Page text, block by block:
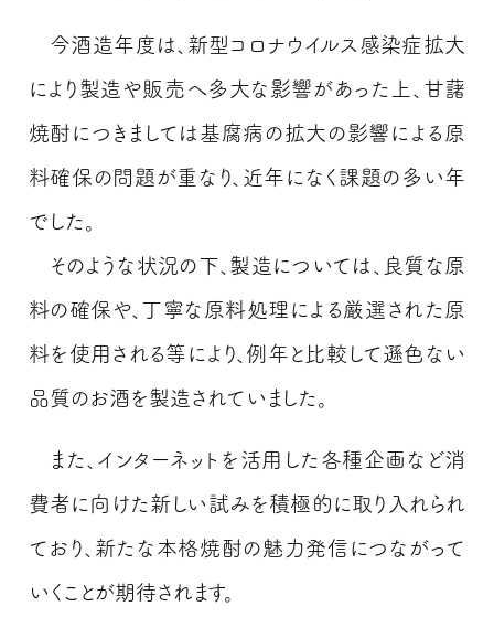
今酒造年度は、新型コロナウイルス感染症拡大
により製造や販売へ多大な影響があった上、甘藷
焼酎につきましては基腐病の拡大の影響による原
料確保の問題が重なり、近年になく課題の多い年
でした。
そのような状況の下、製造については、良質な原
料の確保や、丁寧な原料処理による厳選された原
料を使用される等により、例年と比較して遜色ない
品質のお酒を製造されていました。
また、インターネットを活用した各種企画など消
費者に向けた新しい試みを積極的に取り入れられ
ており、新たな本格焼酎の魅力発信につながって
いくことが期待されます。